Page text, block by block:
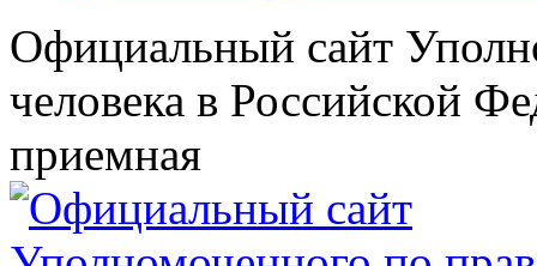
Официальный сайт
человека в Российской
приемная